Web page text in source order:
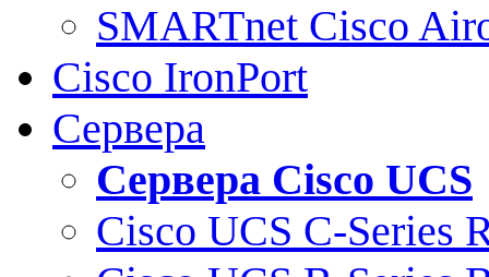
SMARTnet Cisco
Cisco IronPort
Сервера
Сервера Cisco UCS
Cisco UCS C-Series